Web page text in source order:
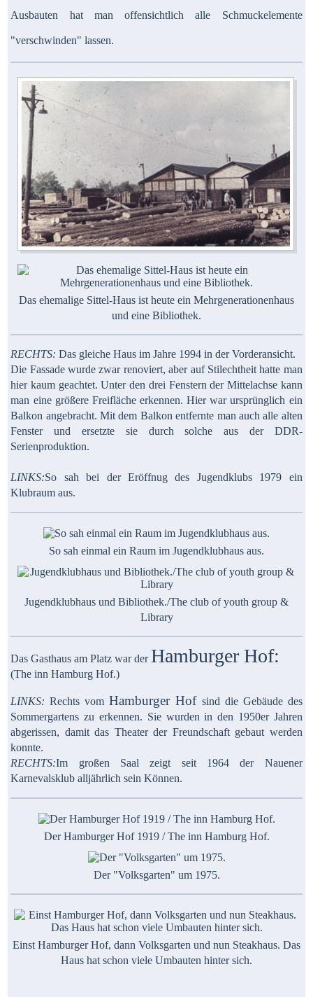
Ausbauten hat man offensichtlich alle Schmuckelemente
"verschwinden" lassen.
Das ehemalige Sittel-Haus ist heute ein Mehrgenerationenhaus
und eine Bibliothek.
RECHTS:Das gleiche Haus im Jahre 1994 in der Vorderansicht.
Die Fassade wurde zwar renoviert, aber auf Stilechtheit hatte man
hier kaum geachtet. Unter den drei Fenstern der Mittelachse kann
man eine größere Freifläche erkennen. Hier war ursprünglich ein
Balkon angebracht. Mit dem Balkon entfernte man auch alle alten
Fenster und ersetzte sie durch solche aus der DDR-
Serienproduktion.
LINKS:So sah bei der Eröffnug des Jugendklubs 1979 ein
Klubraum aus.
So sah einmal ein Raum im Jugendklubhaus aus.
Jugendklubhaus und Bibliothek./The club of youth group &
Library
Das Gasthaus am Platz war der Hamburger Hof:
(The inn Hamburg Hof.)
LINKS: Rechts vom Hamburger Hof sind die Gebäude des
Sommergartens zu erkennen. Sie wurden in den 1950er Jahren
abgerissen, damit das Theater der Freundschaft gebaut werden
konnte.
RECHTS:Im großen Saal zeigt seit 1964 der Nauener
Karnevalsklub alljährlich sein Können.
Der Hamburger Hof 1919 / The inn Hamburg Hof.
Der "Volksgarten" um 1975.
Einst Hamburger Hof, dann Volksgarten und nun Steakhaus. Das
Haus hat schon viele Umbauten hinter sich.